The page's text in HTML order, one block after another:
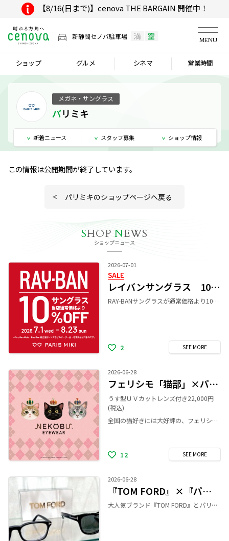
【8/16(日まで)】cenova THE BARGAIN 開催中！
新静岡セノバ駐車場 満 空 MENU
ショップ グルメ シネマ 営業時間
メガネ・サングラス
パリミキ
新着ニュース スタッフ募集 ショップ情報
この情報は公開期間が終了しています。
パリミキのショップページへ戻る
SHOP NEWS
ショップニュース
2026-07-01
SALE
レイバンサングラス 10%OFF SALE！
RAY-BANサングラスが通常価格より10%OFF！ 期間限定のお得なチャンスをぜひお見逃しなく！
2 SEE MORE
2026-06-28
フェリシモ「猫部」×パリミキのメガネフレーム第三弾発売！
うす型ＵＶカットレンズ付き22,000円
(税込)
全国の猫好きには大好評の、フェリシモ「猫部」×パリミキのメガネフレーム第三弾発売！ 今回はシリーズ初のツーポイント（フチなし）フレームなど取り揃え、全18種類のバリエーションです。 猫耳やおひげ、かわいいおててなど、猫の特徴をデザインに取り入れ、さまざまな猫毛をイメージしたカラーリングとなっています。 ぜひお気に入りの猫ちゃんフレームを見つけてください。
12 SEE MORE
2026-06-28
『TOM FORD』×『パリミキ』コラボ
大人気ブランド『TOM FORD』とパリミキの 限定コラボ商品をご紹介👓✨ 度付きメガネ(68,300円〜) 男女問わずかけやすい小ぶりなウェリントンモデル✨ マットブラックの質感は個性的で高級感あふれる 魅力的なデザインになっています。 サングラス(68,200円) 定番のアメリカンウェリントンモデル✨ ブラックフレームにシルバーのT字飾りがより際立ち シックでクールな印象を与えてくれます。 パリミキ限定商品になりますので、 店頭にお立ち寄りの際は是非お試しください！